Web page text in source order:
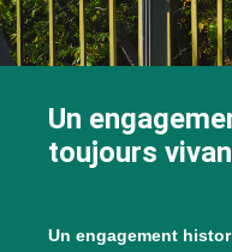
Un
toujours
Un engagement